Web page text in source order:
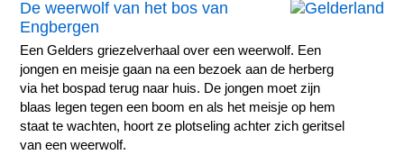
De weerwolf van het bos van
Engbergen
Een Gelders griezelverhaal over een weerwolf. Een
jongen en meisje gaan na een bezoek aan de herberg
via het bospad terug naar huis. De jongen moet zijn
blaas legen tegen een boom en als het meisje op hem
staat te wachten, hoort ze plotseling achter zich geritsel
van een weerwolf.